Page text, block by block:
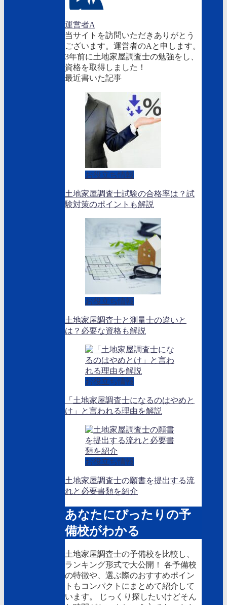
運営者A
当サイトを訪問いただきありがとう
ございます。運営者のAと申します。
3年前に土地家屋調査士の勉強をし、
資格を取得しました！
最近書いた記事
お役立ち情報
土地家屋調査士試験の合格率は？試
験対策のポイントも解説
お役立ち情報
土地家屋調査士と測量士の違いと
は？必要な資格も解説
お役立ち情報
「土地家屋調査士になるのはやめと
け」と言われる理由を解説
お役立ち情報
土地家屋調査士の願書を提出する流
れと必要書類を紹介
あなたにぴったりの予
備校がわかる
土地家屋調査士の予備校を比較し、
ランキング形式で大公開！ 各予備校
の特徴や、選ぶ際のおすすめポイン
トもコンパクトにまとめて紹介して
います。 じっくり探したいけどそん